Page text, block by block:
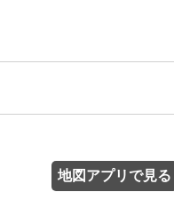
地図アプリで見る